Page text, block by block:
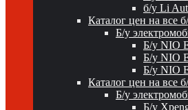
б/у Li
Каталог цен на все
Б/у
Б/у NIO
Б/у NIO
Б/у NIO
Каталог цен на все
Б/у
Б/у